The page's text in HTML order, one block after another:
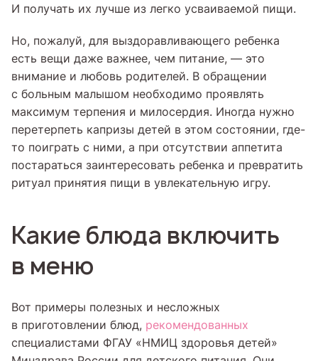
И получать их лучше из легко усваиваемой пищи.
Но, пожалуй, для выздоравливающего ребенка
есть вещи даже важнее, чем питание, — это
внимание и любовь родителей. В обращении
с больным малышом необходимо проявлять
максимум терпения и милосердия. Иногда нужно
перетерпеть капризы детей в этом состоянии, где-
то поиграть с ними, а при отсутствии аппетита
постараться заинтересовать ребенка и превратить
ритуал принятия пищи в увлекательную игру.
Какие блюда включить
в меню
Вот примеры полезных и несложных
в приготовлении блюд, рекомендованных
специалистами ФГАУ «НМИЦ здоровья детей»